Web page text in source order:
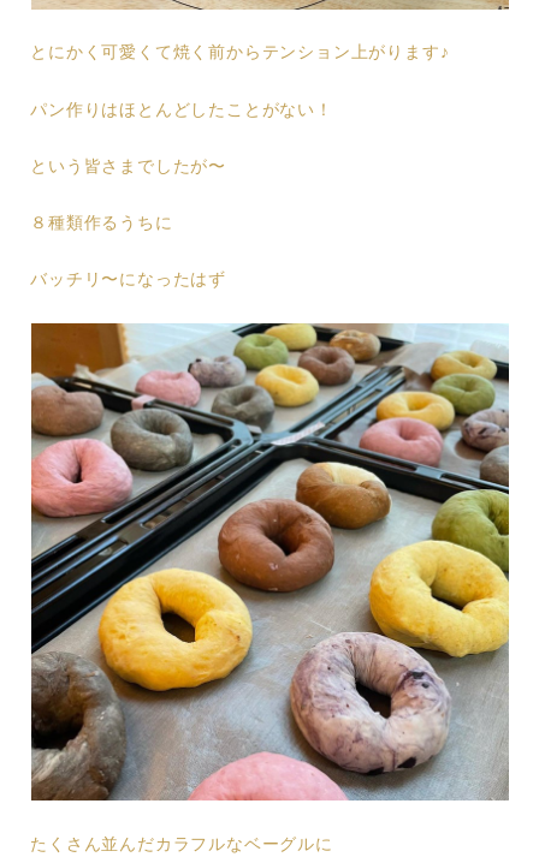
とにかく可愛くて焼く前からテンション上がります♪
パン作りはほとんどしたことがない！
という皆さまでしたが〜
８種類作るうちに
バッチリ〜になったはず
たくさん並んだカラフルなベーグルに